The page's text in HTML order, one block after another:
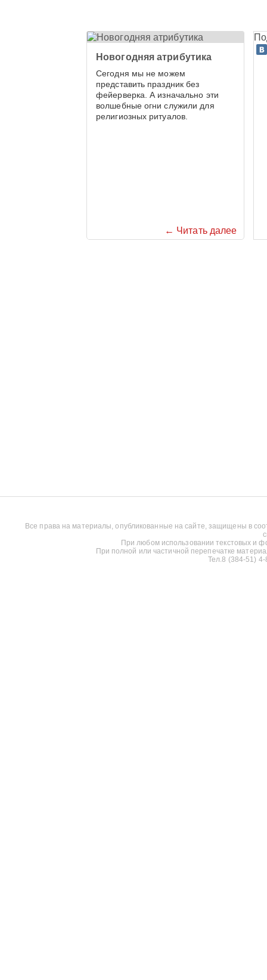
← Читать далее
Новогодняя атрибутика
Сегодня мы не можем
представить праздник без
фейерверка. А изначально эти
волшебные огни служили для
религиозных ритуалов.
Все права на материалы, опубликованные на сайте, защищены в
При любом использовании текстовых и
При полной или частичной перепечатке
Тел.8 (384-51)